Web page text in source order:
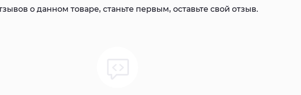
о данном товаре, станьте первым, оставьте свой отзыв.